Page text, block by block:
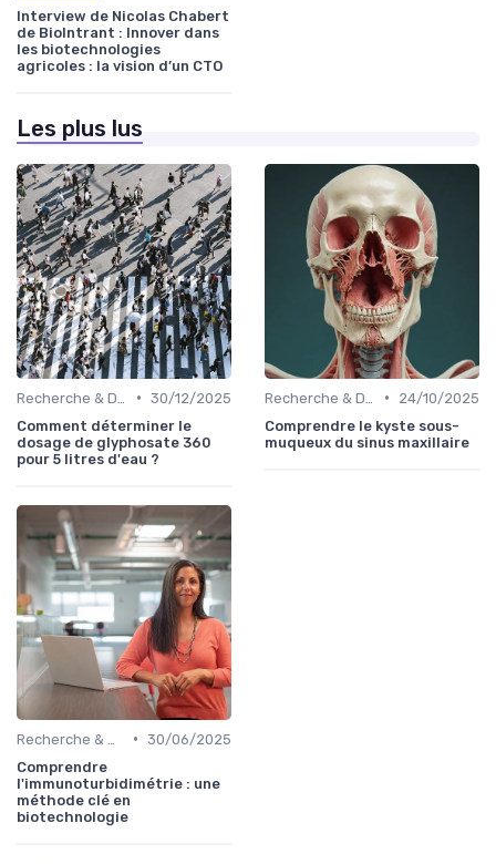
Interview de Nicolas Chabert
de BioIntrant : Innover dans
les biotechnologies
agricoles : la vision d’un CTO
Les plus lus
• 30/12/2025
Comment déterminer le
dosage de glyphosate 360
pour 5 litres d'eau ?
•
24/10/2025
Comprendre le kyste sous-
muqueux du sinus maxillaire
• 30/06/2025
Comprendre
l'immunoturbidimétrie : une
méthode clé en
biotechnologie